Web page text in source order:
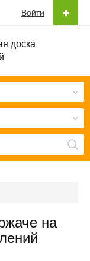
доска
Войти
на